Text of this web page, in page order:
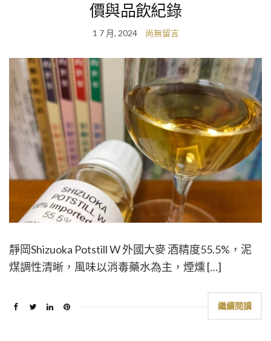
價與品飲紀錄
1 7 月, 2024 尚無留言
靜岡Shizuoka Potstill W 外國大麥 酒精度55.5%，泥
煤調性清晰，風味以消毒藥水為主，煙燻 […]
繼續閱讀